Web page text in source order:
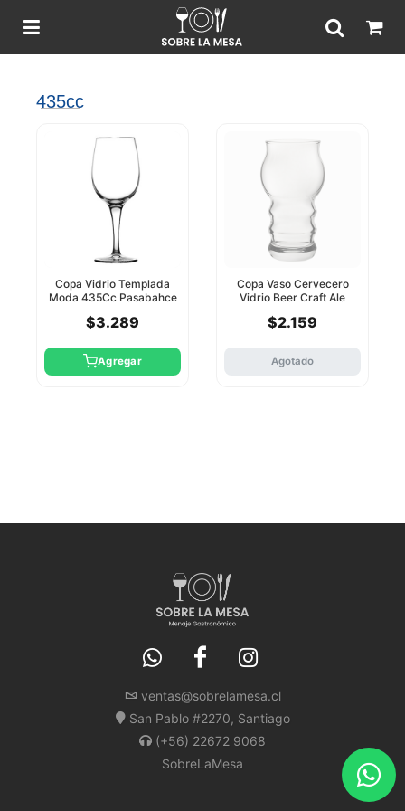
435cc
Copa Vidrio Templada
Moda 435Cc Pasabahce
$3.289
Agregar
Copa Vaso Cervecero
Vidrio Beer Craft Ale
$2.159
Agotado
ventas@sobrelamesa.cl
San Pablo #2270, Santiago
(+56) 22672 9068
SobreLaMesa